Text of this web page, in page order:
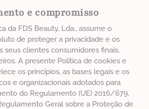
e compromisso
da FDS Beauty, Lda., assume o
de proteger a privacidade e os
seus clientes consumidores finais,
A presente Política de cookies e
os princípios, as bases legais e os
e organizacionais adotados para
do Regulamento (UE) 2016/679,
Geral sobre a Proteção de